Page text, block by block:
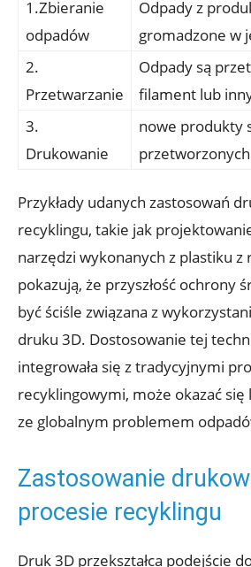
1.Zbieranie
odpadów
Odpady z
gromadzone w
2.
Przetwarzanie
Odpady są
filament lub
3.
Drukowanie
nowe produkty
Przykłady udanych zastosowań
recyklingu, takie jak
narzędzi wykonanych z plastiku z
pokazują, że przyszłość ochrony
być ściśle związana z
druku 3D. Dostosowanie tej
integrowała się z tradycyjnymi
recyklingowymi, może okazać się
ze globalnym problemem
Zastosowanie
procesie recyklingu
Druk 3D przekształca podejście